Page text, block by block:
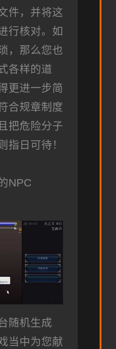
件，并将这
行核对。如
，那么您也
各样的道
更进一步简
合规章制度
把危险分子
指日可待！
NPC
随机生成
当中为您献